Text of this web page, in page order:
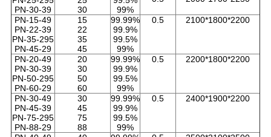
NEWS
SITEMAP
プ
ラ
PN-30-39
30
99%
PN-15-49
PN-22-39
PN-35-295
PN-45-29
15
22
35
45
99.99%
99.9%
99.5%
99%
0.5 2100*1800*2200
PN-20-49
PN-30-39
PN-50-295
PN-60-29
20
30
50
60
99.99%
99.9%
99.5%
99%
0.5 2200*1800*2200
PN-30-49
PN-45-39
PN-75-295
PN-88-29
30
45
75
88
99.99%
99.9%
99.5%
99%
0.5 2400*1900*2200